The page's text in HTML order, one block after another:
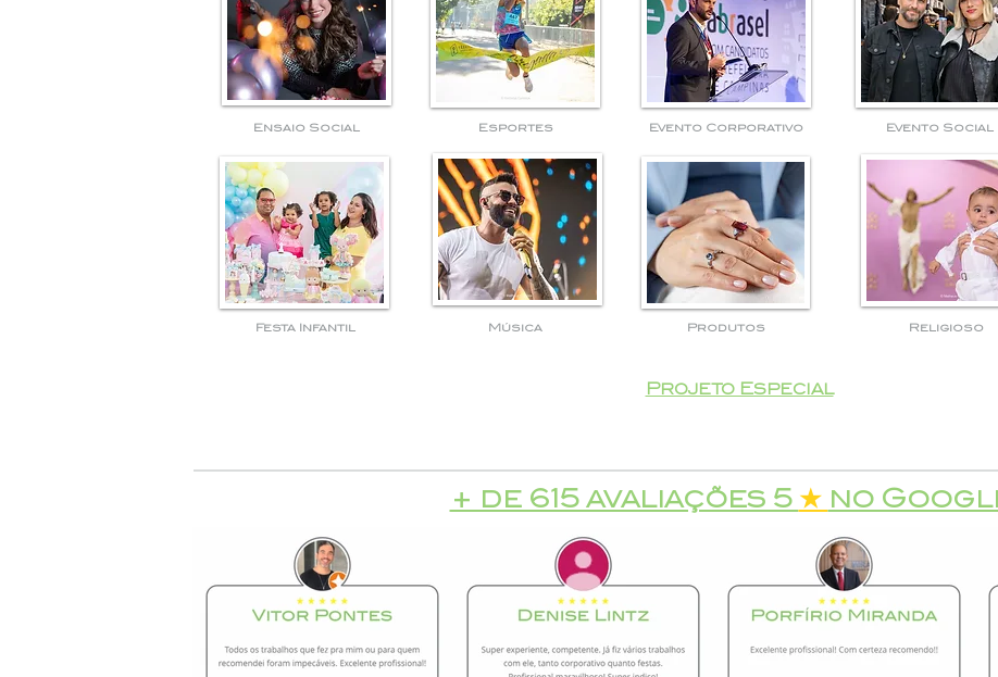
Ensaio Social Esportes Evento Corporativo Evento Social
Festa Infantil Música Produtos Religioso
Projeto Especial
+ de 615 avaliações 5 ★ no